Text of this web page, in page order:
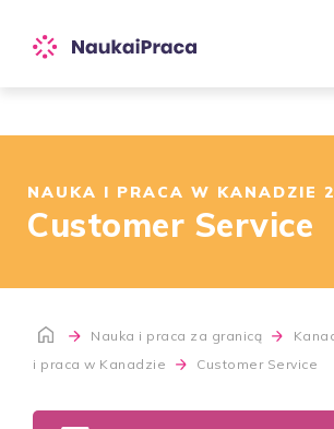
NAUKA I PRACA W KANADZIE
Customer Service
Nauka i praca za granicą
i praca w Kanadzie
Customer Service